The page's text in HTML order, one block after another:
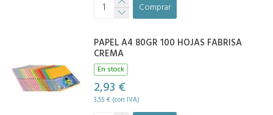
Comprar
PAPEL A4 80GR 100 HOJAS FABRISA
CREMA
En stock
2,93 €
3,55 € (con IVA)